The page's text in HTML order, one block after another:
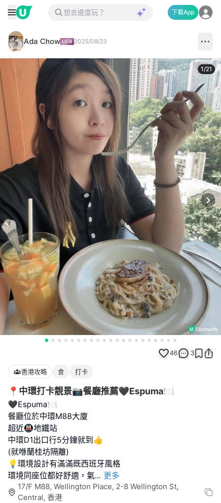
下載App
Ada Chow 2025/08/23
1/21
46 3
香港攻略 食 打卡
📍中環打卡靚景📷餐廳推薦🖤Espuma🍽️
🖤Espuma🍽️
餐廳位於中環M88大廈
超近🚇地鐵站
中環D1出口行5分鐘就到👍
(就喺蘭桂坊隔離)
💡環境設計有滿滿既西班牙風格
環境同座位都好舒適，氣... 更多
17/F M88, Wellington Place, 2-8 Wellington St,
Central, 香港